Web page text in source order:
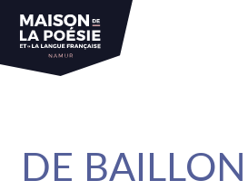
DE BAILLON